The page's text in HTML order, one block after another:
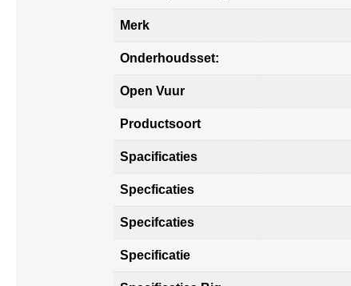
Merk
Onderhoudsset:
Open Vuur
Productsoort
Spacificaties
Specficaties
Specifcaties
Specificatie